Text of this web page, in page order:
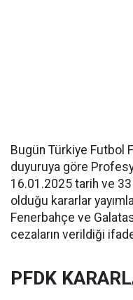
Bugün Türkiye Futbol
duyuruya göre
16.01.2025 tarih ve 33
olduğu kararlar
Fenerbahçe ve
cezaların verildiği
PFDK